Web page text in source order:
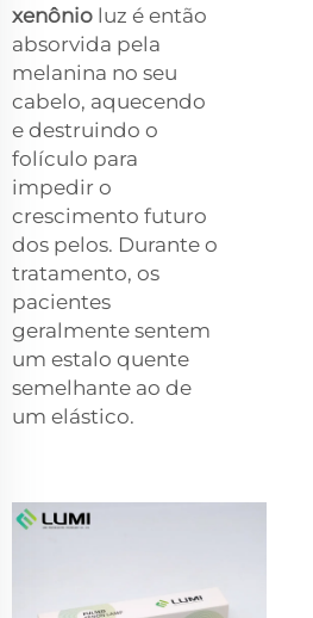
xenônio luz é então
absorvida pela
melanina no seu
cabelo, aquecendo
e destruindo o
folículo para
impedir o
crescimento futuro
dos pelos. Durante o
tratamento, os
pacientes
geralmente sentem
um estalo quente
semelhante ao de
um elástico.